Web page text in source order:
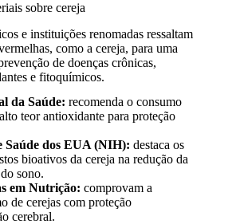
sobre cereja
e instituições renomadas ressaltam
como a cereja, para uma
de doenças crônicas,
e fitoquímicos.
da Saúde: recomenda o consumo
teor antioxidante para proteção
Saúde dos EUA (NIH): destaca os
bioativos da cereja na redução da
sono.
em Nutrição: comprovam a
de cerejas com proteção
cerebral.